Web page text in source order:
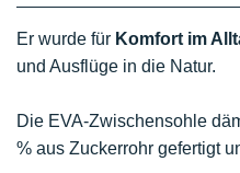
Er wurde für Komfort im
und Ausflüge in die Natur.
Die EVA-Zwischensohle
% aus Zuckerrohr gefertigt